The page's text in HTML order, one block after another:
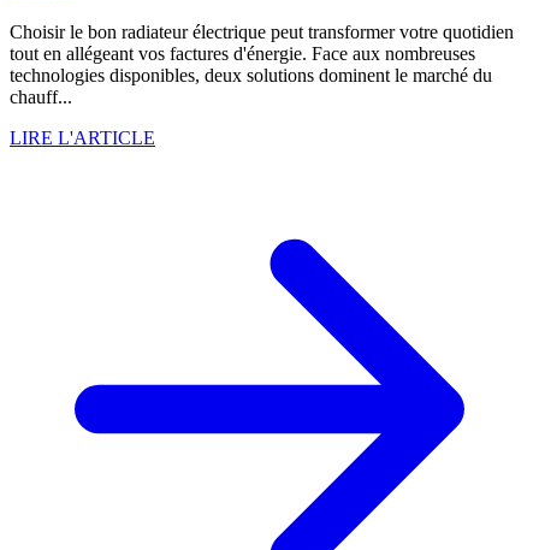
Choisir le bon radiateur électrique peut transformer votre quotidien
tout en allégeant vos factures d'énergie. Face aux nombreuses
technologies disponibles, deux solutions dominent le marché du
chauff...
LIRE L'ARTICLE